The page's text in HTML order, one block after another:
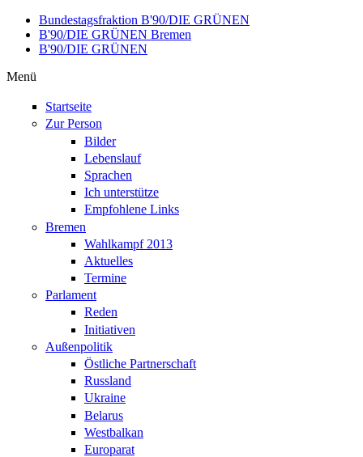
Direkt zum Inhalt
Bundestagsfraktion B'90/DIE GRÜNEN
B'90/DIE GRÜNEN Bremen
B'90/DIE GRÜNEN
Menü
Startseite
Zur Person
Bilder
Lebenslauf
Sprachen
Ich unterstütze
Empfohlene Links
Bremen
Wahlkampf 2013
Aktuelles
Termine
Parlament
Reden
Initiativen
Außenpolitik
Östliche Partnerschaft
Russland
Ukraine
Belarus
Westbalkan
Europarat